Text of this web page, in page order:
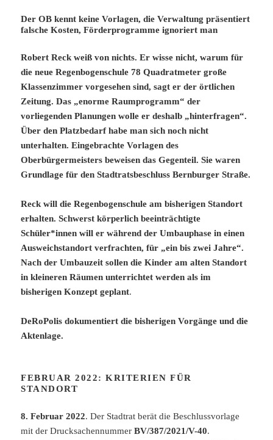
Der OB kennt keine Vorlagen, die Verwaltung präsentiert
falsche Kosten, Förderprogramme ignoriert man
Robert Reck weiß von nichts. Er wisse nicht, warum für
die neue Regenbogenschule 78 Quadratmeter große
Klassenzimmer vorgesehen sind, sagt er der örtlichen
Zeitung. Das „enorme Raumprogramm“ der
vorliegenden Planungen wolle er deshalb „hinterfragen“.
Über den Platzbedarf habe man sich noch nicht
unterhalten. Eingebrachte Vorlagen des
Oberbürgermeisters beweisen das Gegenteil. Sie waren
Grundlage für den Stadtratsbeschluss Bernburger Straße.
Reck will die Regenbogenschule am bisherigen Standort
erhalten. Schwerst körperlich beeinträchtigte
Schüler*innen will er während der Umbauphase in einen
Ausweichstandort verfrachten, für „ein bis zwei Jahre“.
Nach der Umbauzeit sollen die Kinder am alten Standort
in kleineren Räumen unterrichtet werden als im
bisherigen Konzept geplant.
DeRoPolis dokumentiert die bisherigen Vorgänge und die
Aktenlage.
FEBRUAR 2022: KRITERIEN FÜR
STANDORT
8. Februar 2022. Der Stadtrat berät die Beschlussvorlage
mit der DrucksachennummerBV/387/2021/V-40.